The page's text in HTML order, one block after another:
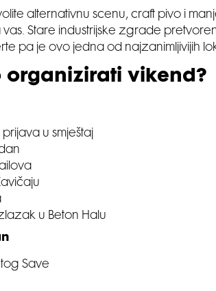
alternativnu scenu, craft pivo i
vas. Stare industrijske zgrade
pa je ovo jedna od najzanimljivijih
organizirati vikend?
u smještaj
u Beton Halu
Save